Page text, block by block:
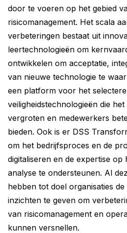
door te voeren op het gebied
risicomanagement. Het scala
verbeteringen bestaat uit
leertechnologieën om
ontwikkelen om acceptatie,
van nieuwe technologie te
een platform voor het
veiligheidstechnologieën die
vergroten en medewerkers
bieden. Ook is er DSS
om het bedrijfsproces en de
digitaliseren en de expertise op
analyse te ondersteunen. Al
hebben tot doel organisaties
inzichten te geven om
van risicomanagement en
kunnen versnellen.